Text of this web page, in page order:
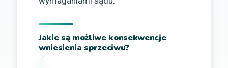
Jakie są możliwe konsekwencje
wniesienia sprzeciwu?